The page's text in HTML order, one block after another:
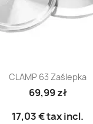
CLAMP 63 Zaślepka
69,99 zł
17,03 €tax incl.